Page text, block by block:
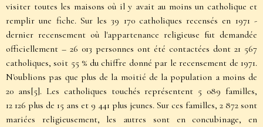
visiter toutes les maisons où il y avait au moins un catholique et
remplir une fiche. Sur les 39 170 catholiques recensés en 1971 -
dernier recensement où l'appartenance religieuse fut demandée
officiellement – 26 013 personnes ont été contactées dont 21 567
catholiques, soit 55 % du chiffre donné par le recensement de 1971.
N'oublions pas que plus de la moitié de la population a moins de
20 ans[5]. Les catholiques touchés représentent 5 089 familles,
12 126 plus de 15 ans et 9 441 plus jeunes. Sur ces familles, 2 872 sont
mariées religieusement, les autres sont en concubinage, en